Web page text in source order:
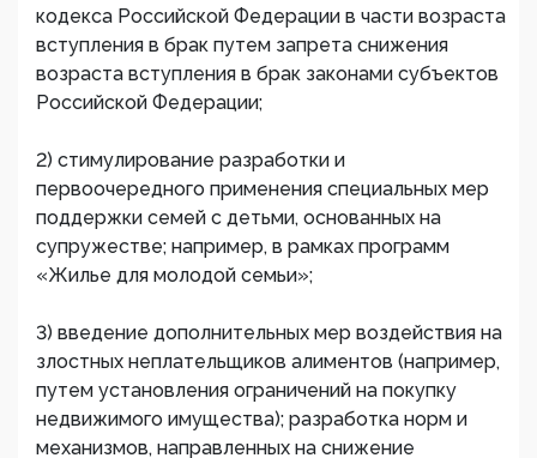
кодекса Российской Федерации в части возраста
вступления в брак путем запрета снижения
возраста вступления в брак законами субъектов
Российской Федерации;
2) стимулирование разработки и
первоочередного применения специальных мер
поддержки семей с детьми, основанных на
супружестве; например, в рамках программ
«Жилье для молодой семьи»;
3) введение дополнительных мер воздействия на
злостных неплательщиков алиментов (например,
путем установления ограничений на покупку
недвижимого имущества); разработка норм и
механизмов, направленных на снижение